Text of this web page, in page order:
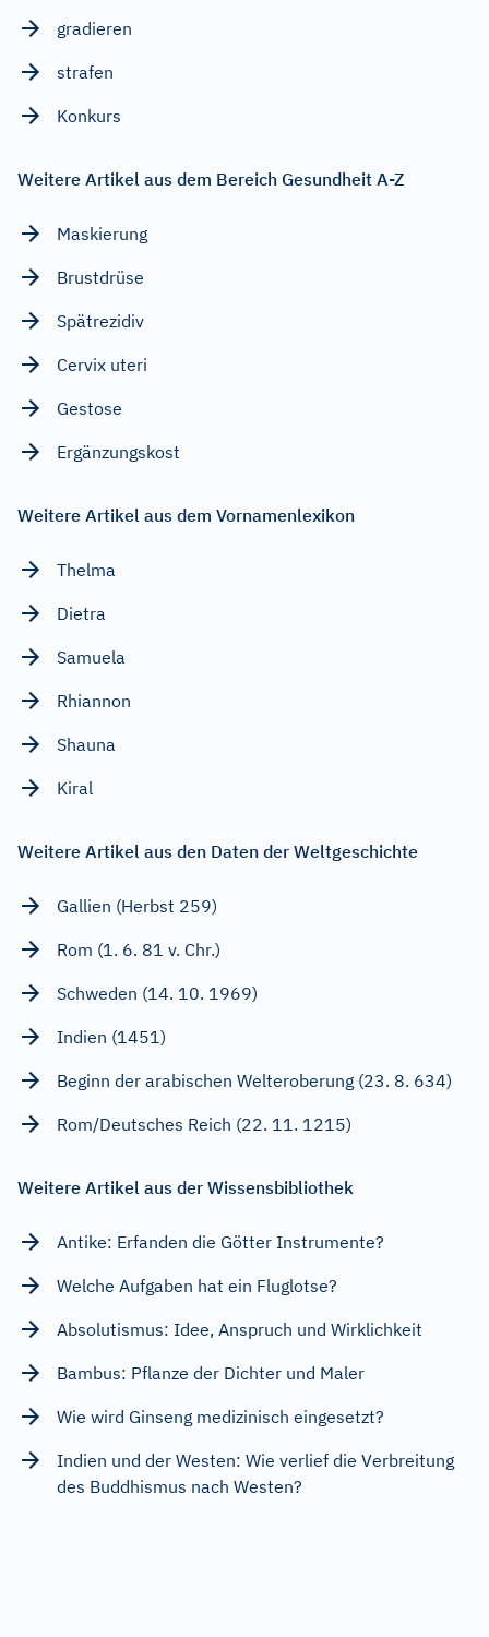
gradieren
strafen
Konkurs
Weitere Artikel aus dem Bereich Gesundheit A-Z
Maskierung
Brustdrüse
Spätrezidiv
Cervix uteri
Gestose
Ergänzungskost
Weitere Artikel aus dem Vornamenlexikon
Thelma
Dietra
Samuela
Rhiannon
Shauna
Kiral
Weitere Artikel aus den Daten der Weltgeschichte
Gallien (Herbst 259)
Rom (1. 6. 81 v. Chr.)
Schweden (14. 10. 1969)
Indien (1451)
Beginn der arabischen Welteroberung (23. 8. 634)
Rom/Deutsches Reich (22. 11. 1215)
Weitere Artikel aus der Wissensbibliothek
Antike: Erfanden die Götter Instrumente?
Welche Aufgaben hat ein Fluglotse?
Absolutismus: Idee, Anspruch und Wirklichkeit
Bambus: Pflanze der Dichter und Maler
Wie wird Ginseng medizinisch eingesetzt?
Indien und der Westen: Wie verlief die Verbreitung
des Buddhismus nach Westen?